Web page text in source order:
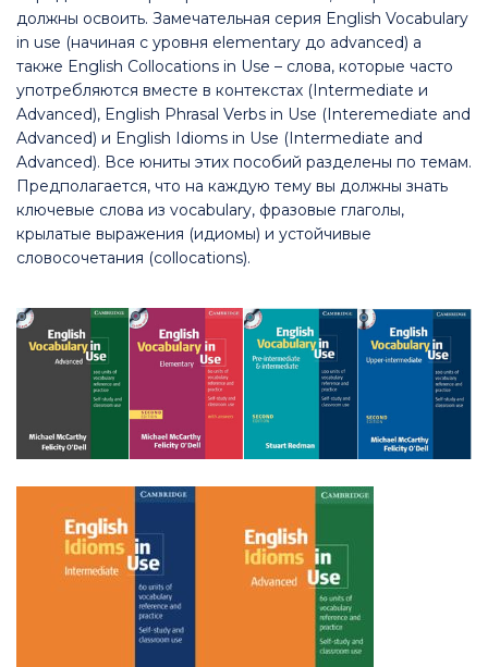
должны освоить. Замечательная серия English Vocabulary
in use (начиная с уровня elementary до advanced) а
также English Collocations in Use – слова, которые часто
употребляются вместе в контекстах (Intermediate и
Advanced), English Phrasal Verbs in Use (Interemediate and
Advanced) и English Idioms in Use (Intermediate and
Advanced). Все юниты этих пособий разделены по темам.
Предполагается, что на каждую тему вы должны знать
ключевые слова из vocabulary, фразовые глаголы,
крылатые выражения (идиомы) и устойчивые
словосочетания (collocations).